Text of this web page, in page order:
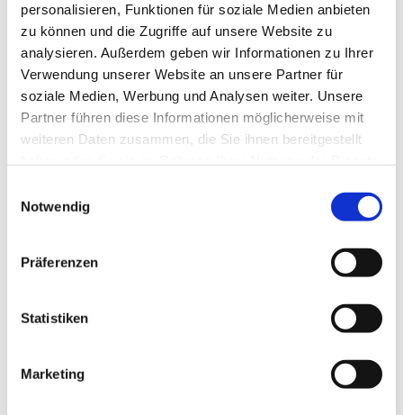
personalisieren, Funktionen für soziale Medien anbieten
zu können und die Zugriffe auf unsere Website zu
analysieren. Außerdem geben wir Informationen zu Ihrer
Verwendung unserer Website an unsere Partner für
soziale Medien, Werbung und Analysen weiter. Unsere
Partner führen diese Informationen möglicherweise mit
weiteren Daten zusammen, die Sie ihnen bereitgestellt
Notwendig
Präferenzen
Statistiken
MarketingDies könnte Sie auch